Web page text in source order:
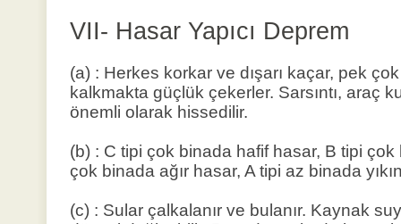
VII- Hasar Yapıcı Deprem
(a) : Herkes korkar ve dışarı kaçar, pek
kalkmakta güçlük çekerler. Sarsıntı, araç
önemli olarak hissedilir.
(b) : C tipi çok binada hafif hasar, B tipi
çok binada ağır hasar, A tipi az binada
(c) : Sular çalkalanır ve bulanır. Kaynak